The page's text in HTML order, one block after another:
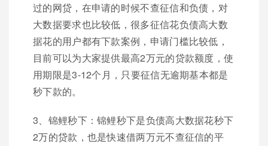
过的网贷，在申请的时候不查征信和负债，对
大数据要求也比较低，很多征信花负债高大数
据花的用户都有下款案例，申请门槛比较低，
目前可以为大家提供最高2万元的贷款额度，使
用期限是3-12个月，只要征信无逾期基本都是
秒下款的。
3、锦鲤秒下：锦鲤秒下是负债高大数据花秒下
2万的贷款，也是快速借两万元不查征信的平